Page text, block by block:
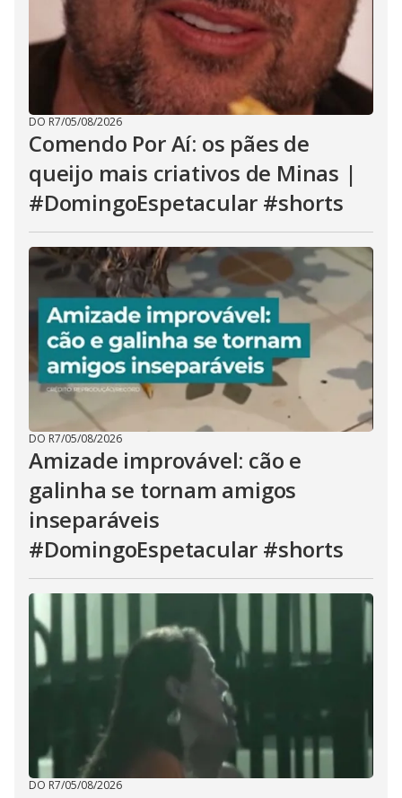
DO R7/05/08/2026
Comendo Por Aí: os pães de
queijo mais criativos de Minas |
#DomingoEspetacular #shorts
DO R7/05/08/2026
Amizade improvável: cão e
galinha se tornam amigos
inseparáveis
#DomingoEspetacular #shorts
DO R7/05/08/2026